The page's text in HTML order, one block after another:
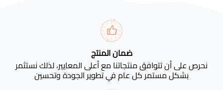
ضمان المنتج
نحرص على أن تتوافق منتجاتنا مع أعلى المعايير، لذلك نستثمر
بشكل مستمر كل عام في تطوير الجودة وتحسين